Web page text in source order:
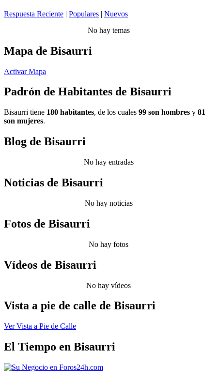
Respuesta Reciente | Populares | Nuevos
No hay temas
Mapa de Bisaurri
Activar Mapa
Padrón de Habitantes de Bisaurri
Bisaurri tiene 180 habitantes, de los cuales 99 son hombres y 81
son mujeres.
Blog de Bisaurri
No hay entradas
Noticias de Bisaurri
No hay noticias
Fotos de Bisaurri
No hay fotos
Vídeos de Bisaurri
No hay vídeos
Vista a pie de calle de Bisaurri
Ver Vista a Pie de Calle
El Tiempo en Bisaurri